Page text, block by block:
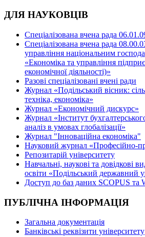
ДЛЯ НАУКОВЦІВ
Спеціалізована вчена рада
Спеціалізована вчена рада
управління національним
«Економіка та управління
економічної діяльності)»
Разові спеціалізовані вчені ради
Журнал «Подільський вісник:
техніка, економіка»
Журнал «Економічний дискурс»
Журнал «Інститут
аналіз в умовах глобалізації»
Журнал "Інноваційна економіка"
Науковий журнал «Професійно-
Репозитарій університету
Навчальні, наукові та довідкові
освіти «Подільський державний
Доступ до баз даних SCOPUS та
ПУБЛІЧНА ІНФОРМАЦІЯ
Загальна документація
Банківські реквізити університету